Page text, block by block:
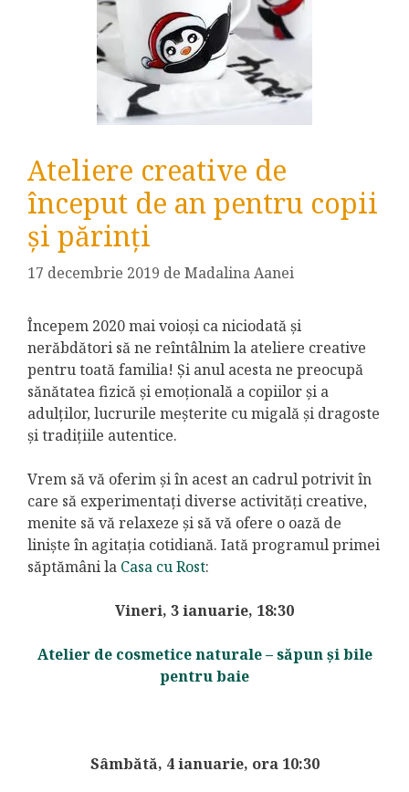
Ateliere creative de
început de an pentru copii
și părinți
17 decembrie 2019 de Madalina Aanei
Începem 2020 mai voioși ca niciodată și
nerăbdători să ne reîntâlnim la ateliere creative
pentru toată familia! Și anul acesta ne preocupă
sănătatea fizică și emoțională a copiilor și a
adulților, lucrurile meșterite cu migală și dragoste
și tradițiile autentice.
Vrem să vă oferim și în acest an cadrul potrivit în
care să experimentați diverse activități creative,
menite să vă relaxeze și să vă ofere o oază de
liniște în agitația cotidiană. Iată programul primei
săptămâni la Casa cu Rost:
Vineri, 3 ianuarie, 18:30
Atelier de cosmetice naturale – săpun și bile
pentru baie
Sâmbătă, 4 ianuarie, ora 10:30